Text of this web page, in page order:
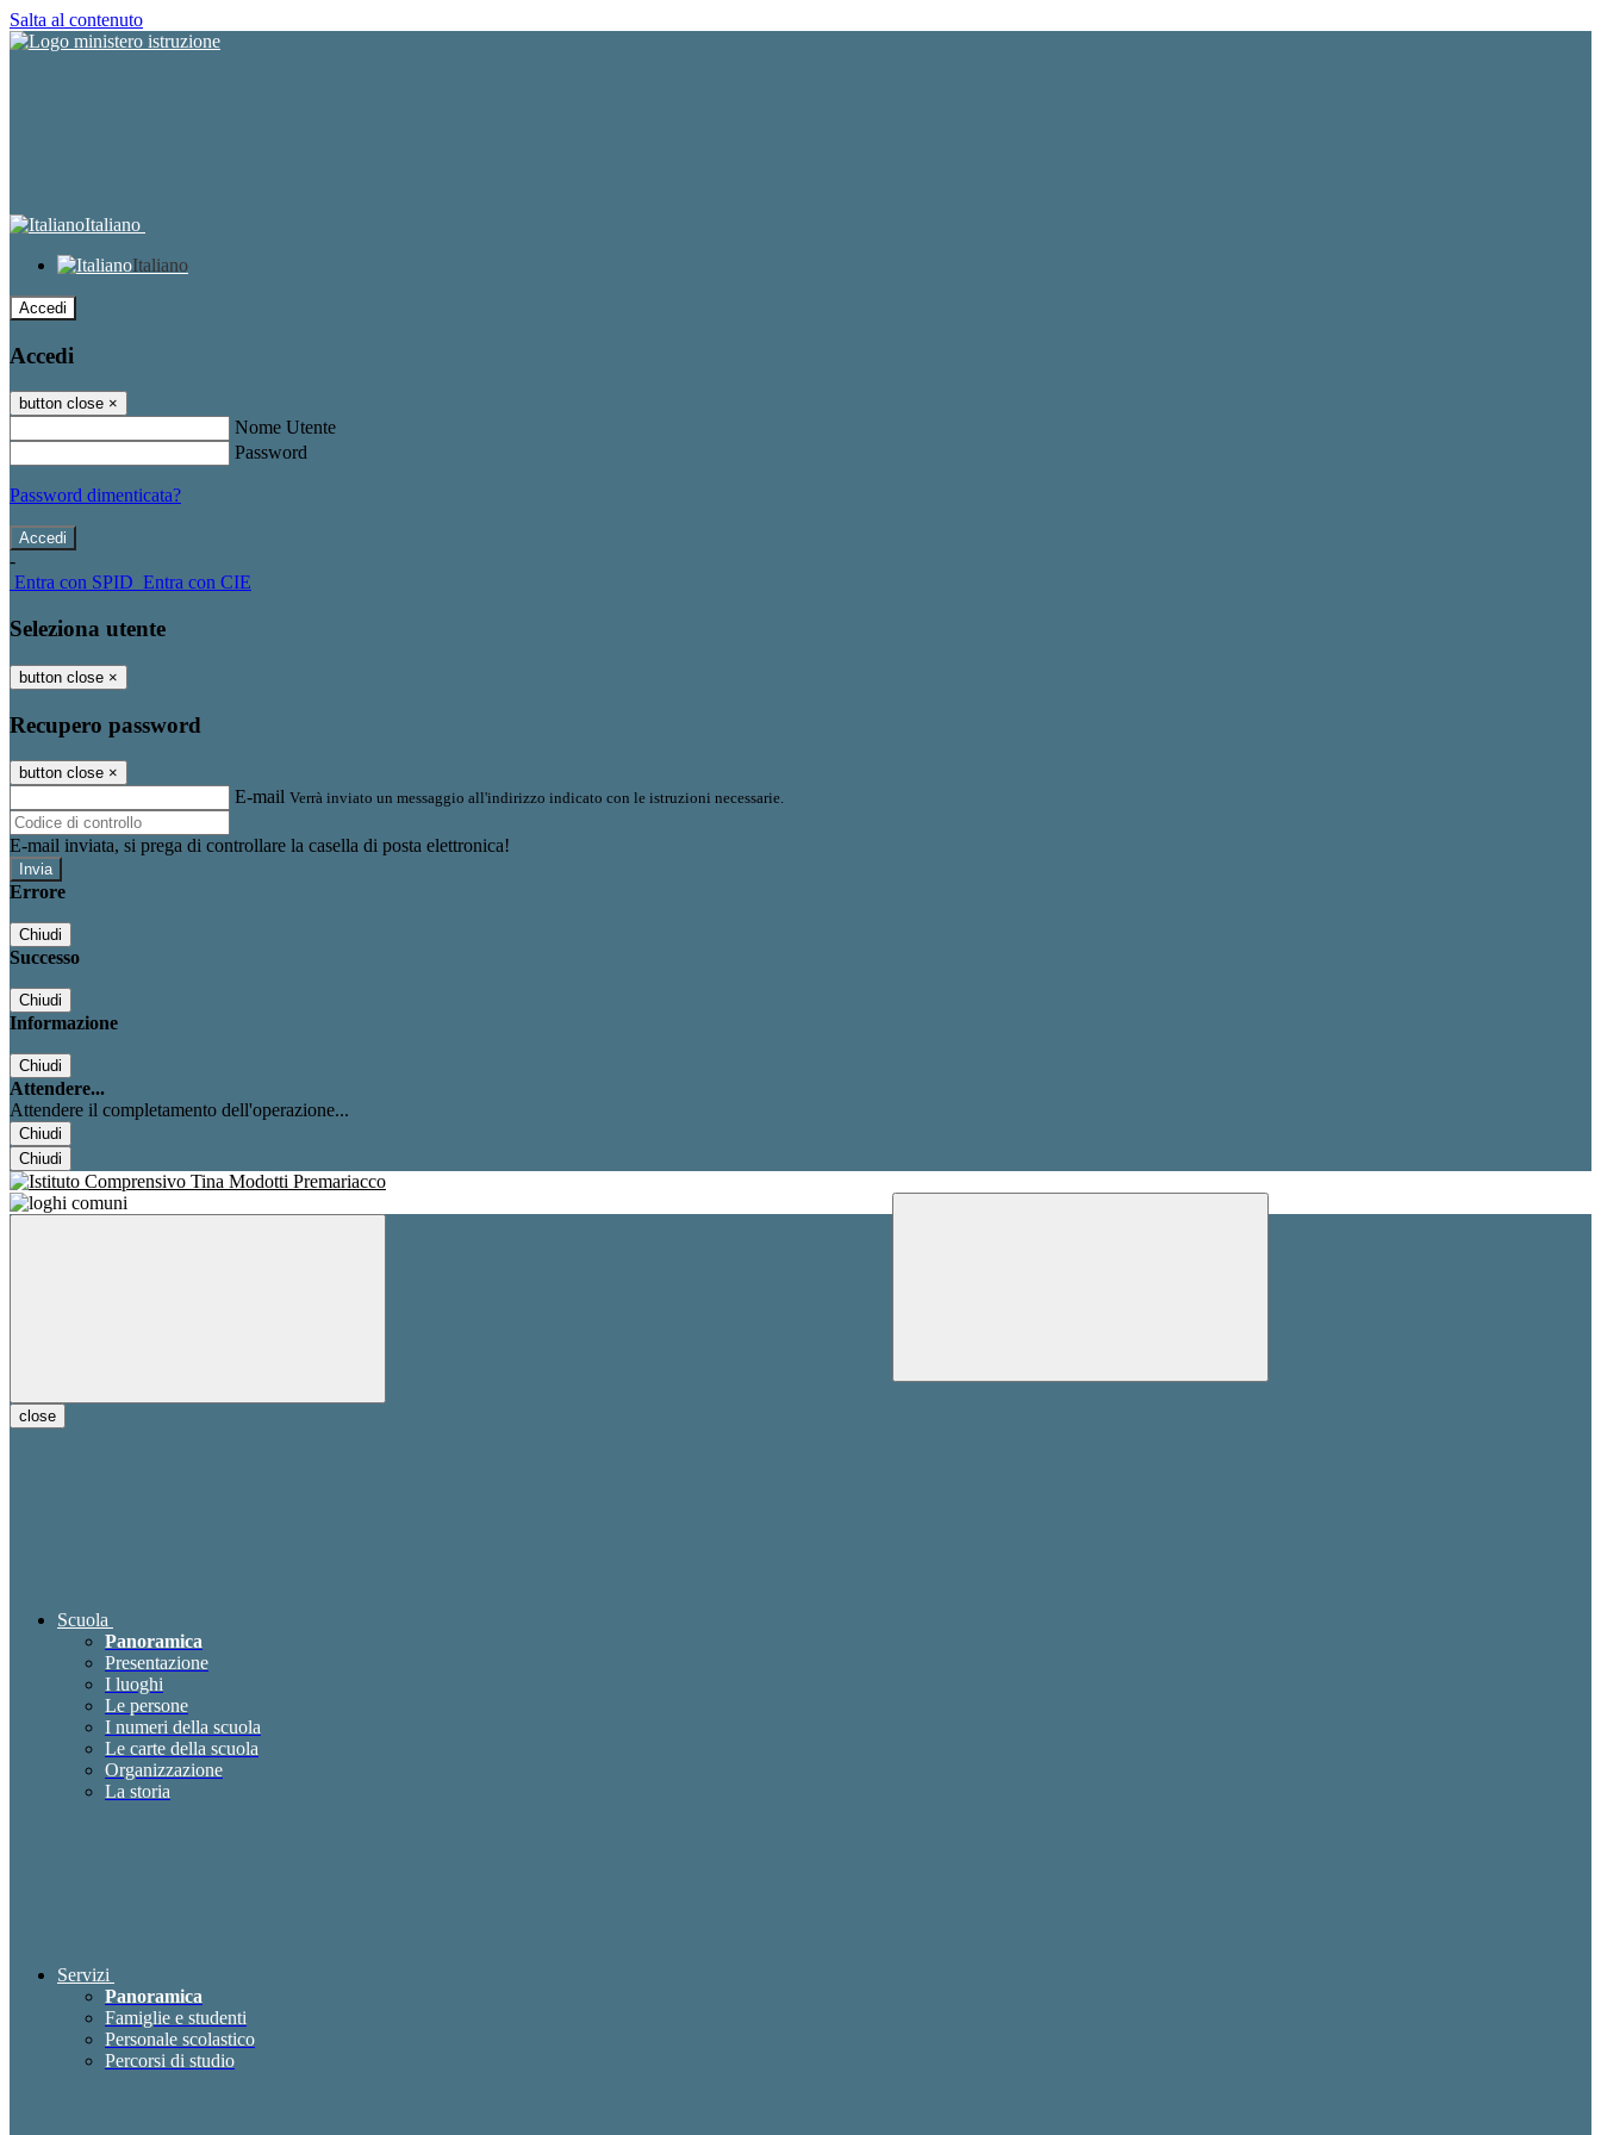
Salta al contenuto
Italiano
Italiano
Accedi
Accedi
button close ×
Nome Utente
Password
Password dimenticata?
-
Entra con SPID Entra con CIE
Seleziona utente
button close ×
Recupero password
button close ×
E-mail Verrà inviato un messaggio all'indirizzo indicato con le istruzioni necessarie.
E-mail inviata, si prega di controllare la casella di posta elettronica!
Errore
Chiudi
Successo
Chiudi
Informazione
Chiudi
Attendere...
Attendere il completamento dell'operazione...
Chiudi
Chiudi
close
Scuola
Panoramica
Presentazione
I luoghi
Le persone
I numeri della scuola
Le carte della scuola
Organizzazione
La storia
Servizi
Panoramica
Famiglie e studenti
Personale scolastico
Percorsi di studio